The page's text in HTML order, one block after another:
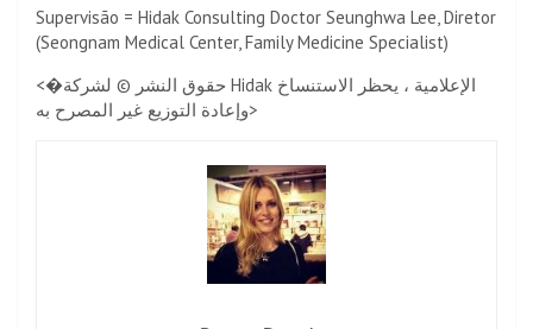
Supervisão = Hidak Consulting Doctor Seunghwa Lee, Diretor
(Seongnam Medical Center, Family Medicine Specialist)
<�حقوق النشر © لشركة Hidak الإعلامية ، يحظر الاستنساخ
وإعادة التوزيع غير المصرح به>